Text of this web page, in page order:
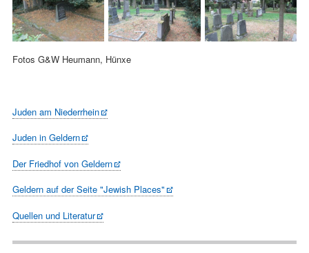
Fotos G&W Heumann, Hünxe
Juden am Niederrhein
Juden in Geldern
Der Friedhof von Geldern
Geldern auf der Seite "Jewish Places"
Quellen und Literatur